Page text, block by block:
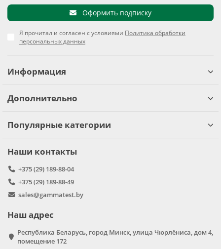
Оформить подписку
Я прочитал и согласен с условиями Политика обработки
персональных данных
Информация
Дополнительно
Популярные категории
Наши контакты
+375 (29) 189-88-04
+375 (29) 189-88-49
sales@gammatest.by
Наш адрес
Республика Беларусь, город Минск, улица Чюрлёниса, дом 4,
помещение 172